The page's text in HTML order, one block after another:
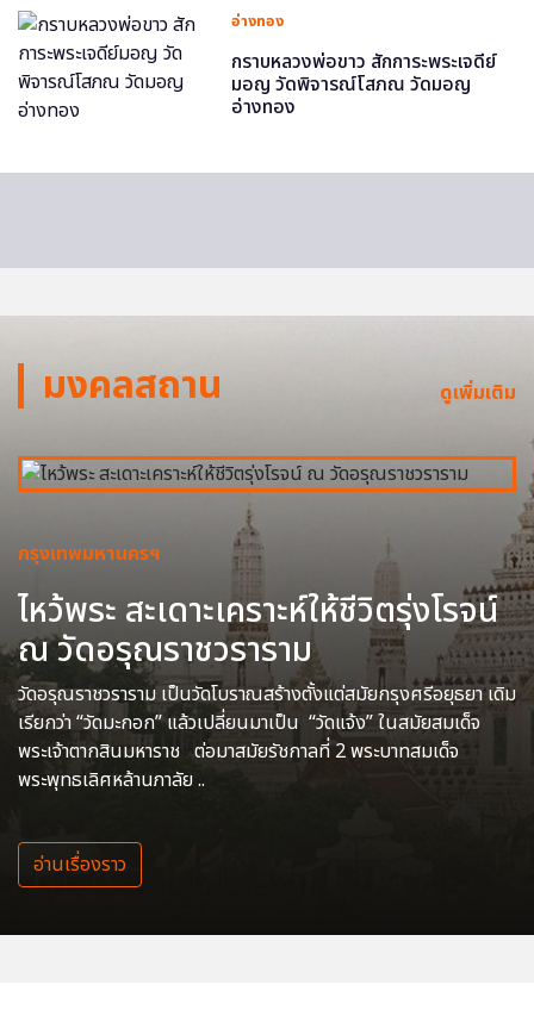
อ่างทอง
กราบหลวงพ่อขาว สักการะพระเจดีย์
มอญ วัดพิจารณ์โสภณ วัดมอญ
อ่างทอง
มงคลสถาน ดูเพิ่มเติม
กรุงเทพมหานครฯ
ไหว้พระ สะเดาะเคราะห์ให้ชีวิตรุ่งโรจน์
ณ วัดอรุณราชวราราม
วัดอรุณราชวราราม เป็นวัดโบราณสร้างตั้งแต่สมัยกรุงศรีอยุธยา เดิม
เรียกว่า “วัดมะกอก” แล้วเปลี่ยนมาเป็น “วัดแจ้ง” ในสมัยสมเด็จ
พระเจ้าตากสินมหาราช ต่อมาสมัยรัชกาลที่ 2 พระบาทสมเด็จ
พระพุทธเลิศหล้านภาลัย ..
อ่านเรื่องราว